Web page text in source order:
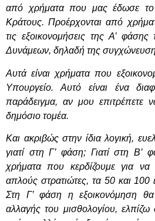
από χρήματα που μας έδωσε το
Κράτους. Προέρχονται από
τις εξοικονομήσεις της Α’
Δυνάμεων, δηλαδή της
Αυτά είναι χρήματα που
Υπουργείο. Αυτό είναι ένα
παράδειγμα, αν μου επιτρέπετε
δημόσιο τομέα.
Και ακριβώς στην ίδια λογική,
γιατί στη Γ’ φάση; Γιατί στη Β’
χρήματα που κερδίζουμε για
απλούς στρατιώτες, τα 50 και
Στη Γ’ φάση η εξοικονόμηση
αλλαγής του μισθολογίου,